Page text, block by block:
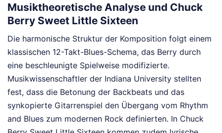
Musiktheoretische Analyse und Chuck
Berry Sweet Little Sixteen
Die harmonische Struktur der Komposition folgt einem
klassischen 12-Takt-Blues-Schema, das Berry durch
eine beschleunigte Spielweise modifizierte.
Musikwissenschaftler der Indiana University stellten
fest, dass die Betonung der Backbeats und das
synkopierte Gitarrenspiel den Übergang vom Rhythm
and Blues zum modernen Rock definierten. In Chuck